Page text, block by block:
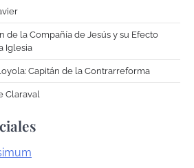
de la Compañía de Jesús y su Efecto
Iglesia
Capitán de la Contrarreforma
Claraval